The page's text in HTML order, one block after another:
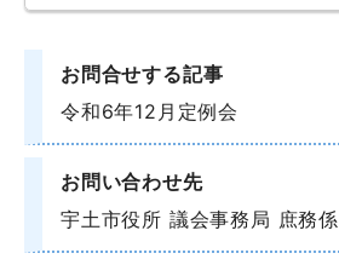
お問合せする記事
令和6年12月定例会
お問い合わせ先
宇土市役所 議会事務局 庶務係